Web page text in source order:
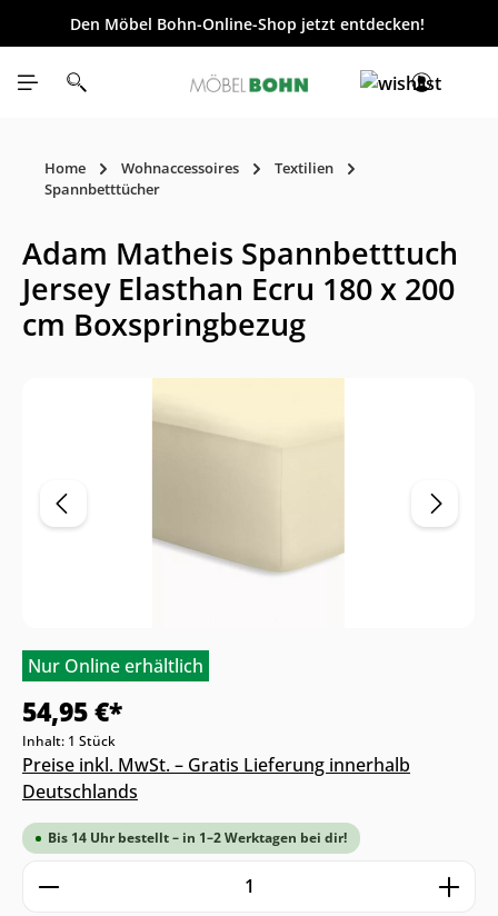
springen
Den Möbel Bohn-Online-Shop jetzt entdecken!
Home Wohnaccessoires
Textilien
Spannbetttücher
Adam Matheis Spannbetttuch
Jersey Elasthan Ecru 180 x 200
cm Boxspringbezug
Nur Online erhältlich
54,95 €*
Inhalt: 1 Stück
Preise inkl. MwSt. – Gratis Lieferung innerhalb
Deutschlands
Bis 14 Uhr bestellt – in 1–2 Werktagen bei dir!
Produkt Anzahl: Gib den